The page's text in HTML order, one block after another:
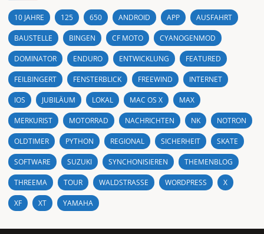
10 JAHRE 125 650 ANDROID APP AUSFAHRT
BAUSTELLE BINGEN CF MOTO CYANOGENMOD
DOMINATOR ENDURO ENTWICKLUNG FEATURED
FEILBINGERT FENSTERBLICK FREEWIND INTERNET
IOS JUBILÄUM LOKAL MAC OS X MAX
MERKURIST MOTORRAD NACHRICHTEN NK NOTRON
OLDTIMER PYTHON REGIONAL SICHERHEIT SKATE
SOFTWARE SUZUKI SYNCHONISIEREN THEMENBLOG
THREEMA TOUR WALDSTRASSE WORDPRESS X
XF XT YAMAHA